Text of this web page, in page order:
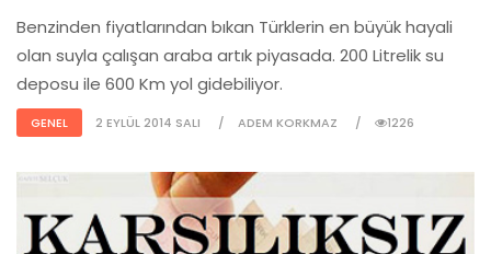
Benzinden fiyatlarından bıkan Türklerin en büyük hayali
olan suyla çalışan araba artık piyasada. 200 Litrelik su
deposu ile 600 Km yol gidebiliyor.
GENEL 2 EYLÜL 2014 SALI ADEM KORKMAZ 1226